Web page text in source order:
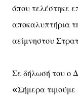
όπου τελέστηκε
αποκαλυπτήρια
αείμνηστου
Σε δήλωσή του ο
«Σήμερα